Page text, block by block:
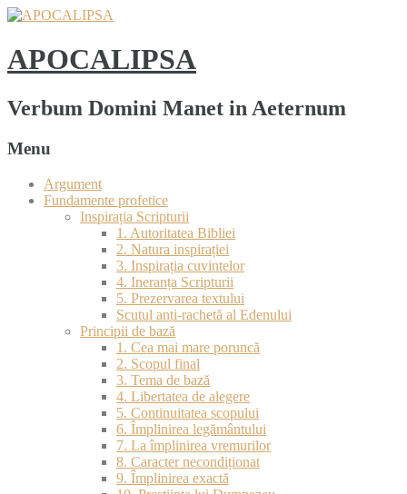
APOCALIPSA
Verbum Domini Manet in Aeternum
Menu
Argument
Fundamente profetice
Inspirația Scripturii
1. Autoritatea Bibliei
2. Natura inspirației
3. Inspirația cuvintelor
4. Ineranța Scripturii
5. Prezervarea textului
Scutul anti-rachetă al Edenului
Principii de bază
1. Cea mai mare poruncă
2. Scopul final
3. Tema de bază
4. Libertatea de alegere
5. Continuitatea scopului
6. Împlinirea legământului
7. La împlinirea vremurilor
8. Caracter necondiționat
9. Împlinirea exactă